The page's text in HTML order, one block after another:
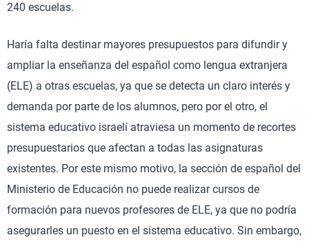
240 escuelas.
Haría falta destinar mayores presupuestos para difundir y
ampliar la enseñanza del español como lengua extranjera
(ELE) a otras escuelas, ya que se detecta un claro interés y
demanda por parte de los alumnos, pero por el otro, el
sistema educativo israelí atraviesa un momento de recortes
presupuestarios que afectan a todas las asignaturas
existentes. Por este mismo motivo, la sección de español del
Ministerio de Educación no puede realizar cursos de
formación para nuevos profesores de ELE, ya que no podría
asegurarles un puesto en el sistema educativo. Sin embargo,